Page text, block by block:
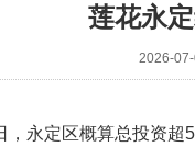
莲花永
2026-
，永定区概算总投资超